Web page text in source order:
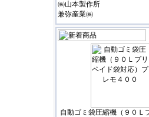
㈱山本製作所
兼弥産業㈱
自動ゴミ袋圧縮機（９０Ｌ